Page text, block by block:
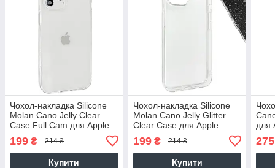
Чохол-накладка Silicone
Molan Cano Jelly Clear
Case Full Cam для Apple
iPhone 12 Pro Max (clear)
199 ₴ 214 ₴
Купити
Чохол-накладка Silicone
Molan Cano Jelly Glitter
Clear Case для Apple
199₴ 214 ₴
Купити
для
275